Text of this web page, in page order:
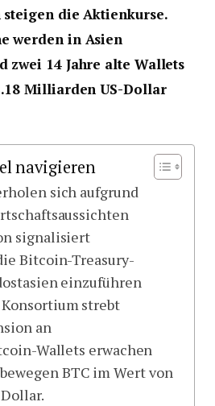
die Aktienkurse.
werden in Asien
zwei 14 Jahre alte Wallets
Milliarden US-Dollar
navigieren
sich aufgrund
signalisiert
Bitcoin-Treasury-
einzuführen
strebt
an
Wallets erwachen
BTC im Wert von